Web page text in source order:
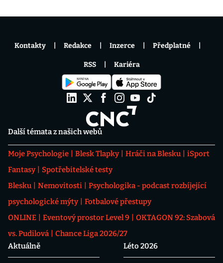
Další témata z našich webů
Moje Psychologie Blesk Tlapky Hráči na Blesku
iSport
Fantasy
Spotřebitelské testy
Blesku
Nemovitosti
Psychologika - podcast rozbíjející
psychologické mýty
Fotbalové přestupy
ONLINE
Eventový prostor Level 9
OKTAGON 92: Szabová
vs. Pudilová
Chance Liga 2026/27
Aktuálně
Léto 2026
Kontakty Redakce Inzerce Předplatné
RSS Kariéra